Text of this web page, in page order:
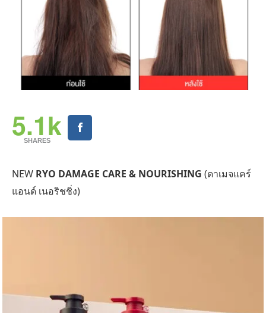
5.1k
SHARES
NEW RYO DAMAGE CARE & NOURISHING (ดาเมจแคร์
แอนด์ เนอริชชิ่ง)